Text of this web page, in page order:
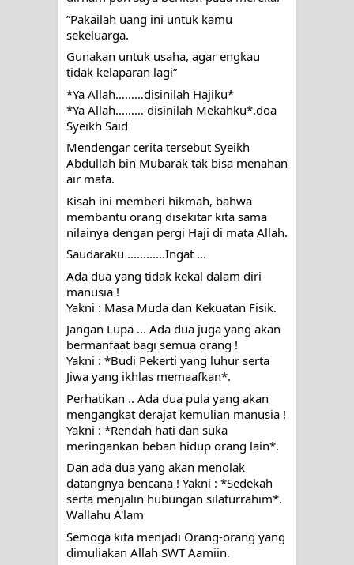
”Pakailah uang ini untuk kamu
sekeluarga.
Gunakan untuk usaha, agar engkau
tidak kelaparan lagi”
*Ya Allah………disinilah Hajiku*
*Ya Allah……… disinilah Mekahku*.doa
Syeikh Said
Mendengar cerita tersebut Syeikh
Abdullah bin Mubarak tak bisa menahan
air mata.
Kisah ini memberi hikmah, bahwa
membantu orang disekitar kita sama
Saudaraku ............Ingat ...
Ada dua yang tidak kekal dalam diri
manusia !
Yakni : Masa Muda dan Kekuatan Fisik.
Jangan Lupa ... Ada dua juga yang akan
bermanfaat bagi semua orang !
Yakni : *Budi Pekerti yang luhur serta
Jiwa yang ikhlas memaafkan*.
Perhatikan .. Ada dua pula yang akan
mengangkat derajat kemulian manusia !
Yakni : *Rendah hati dan suka
meringankan beban hidup orang lain*.
Dan ada dua yang akan menolak
datangnya bencana ! Yakni : *Sedekah
serta menjalin hubungan silaturrahim*.
Wallahu A'lam
Semoga kita menjadi Orang-orang yang
dimuliakan Allah SWT Aamiin.